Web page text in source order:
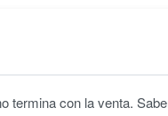
termina con la venta.